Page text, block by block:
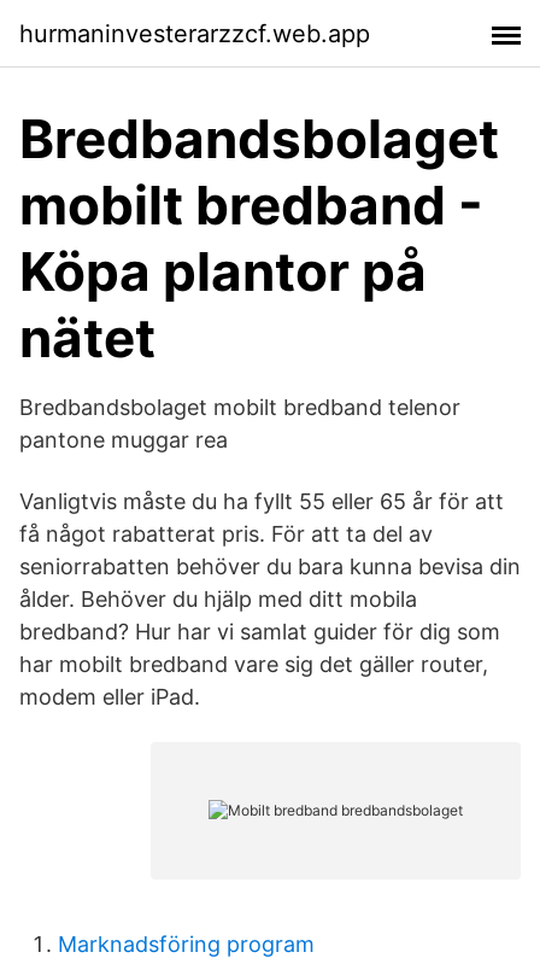
hurmaninvesterarzzcf.web.app
Bredbandsbolaget
mobilt bredband -
Köpa plantor på
nätet
Bredbandsbolaget mobilt bredband telenor
pantone muggar rea
Vanligtvis måste du ha fyllt 55 eller 65 år för att
få något rabatterat pris. För att ta del av
seniorrabatten behöver du bara kunna bevisa din
ålder. Behöver du hjälp med ditt mobila
bredband? Hur har vi samlat guider för dig som
har mobilt bredband vare sig det gäller router,
modem eller iPad.
Marknadsföring program